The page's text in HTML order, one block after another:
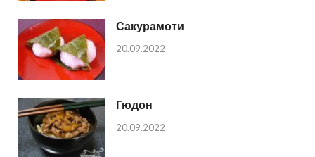
Сакурамоти
20.09.2022
Гюдон
20.09.2022